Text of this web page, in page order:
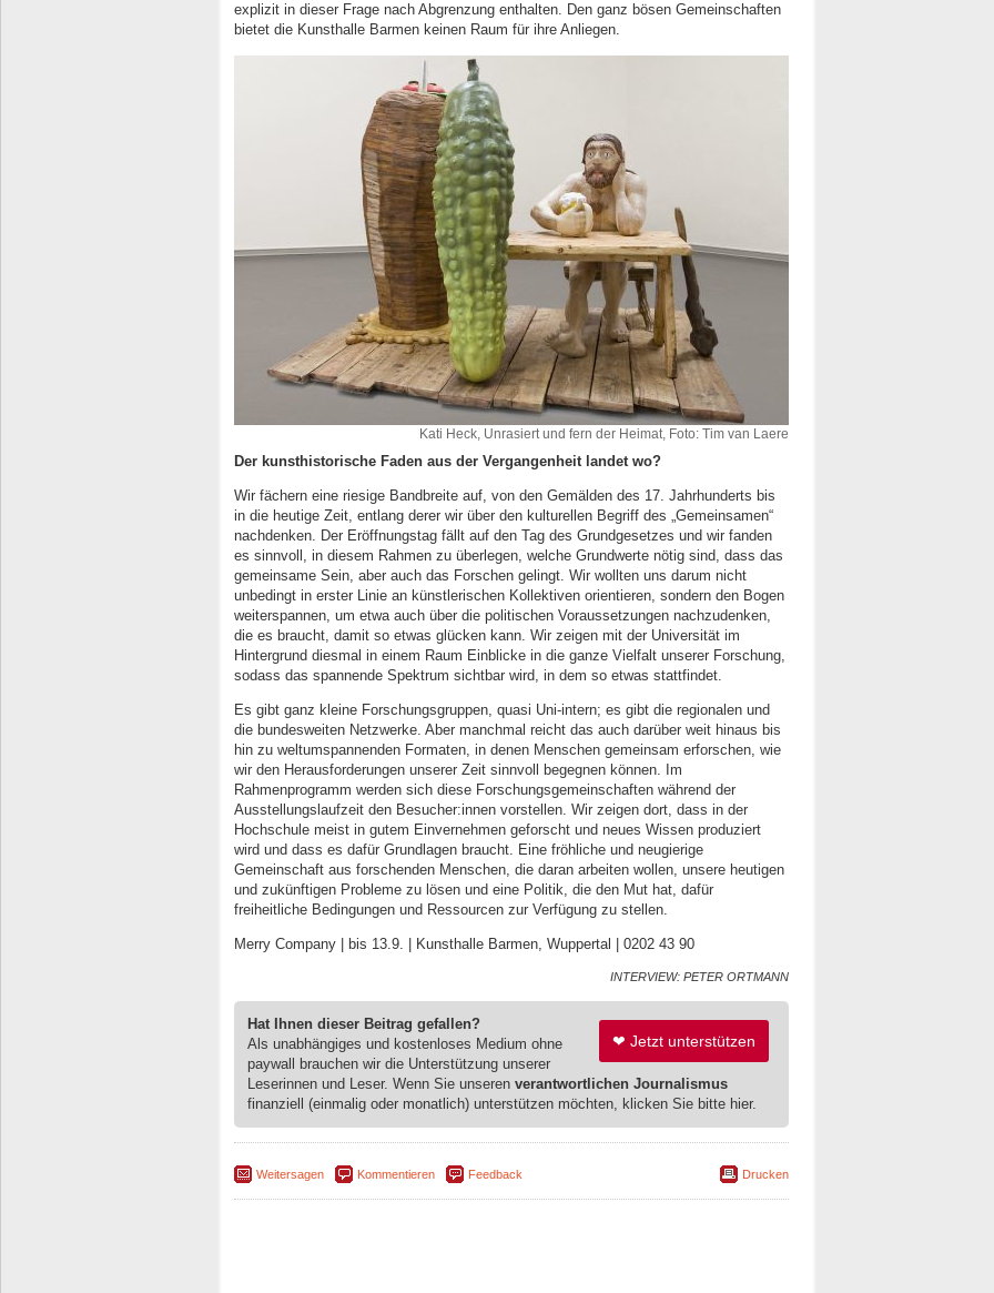
explizit in dieser Frage nach Abgrenzung enthalten. Den ganz bösen Gemeinschaften
bietet die Kunsthalle Barmen keinen Raum für ihre Anliegen.
Kati Heck, Unrasiert und fern der Heimat, Foto: Tim van Laere
Der kunsthistorische Faden aus der Vergangenheit landet wo?
Wir fächern eine riesige Bandbreite auf, von den Gemälden des 17. Jahrhunderts bis
in die heutige Zeit, entlang derer wir über den kulturellen Begriff des „Gemeinsamen“
nachdenken. Der Eröffnungstag fällt auf den Tag des Grundgesetzes und wir fanden
es sinnvoll, in diesem Rahmen zu überlegen, welche Grundwerte nötig sind, dass das
gemeinsame Sein, aber auch das Forschen gelingt. Wir wollten uns darum nicht
unbedingt in erster Linie an künstlerischen Kollektiven orientieren, sondern den Bogen
weiterspannen, um etwa auch über die politischen Voraussetzungen nachzudenken,
die es braucht, damit so etwas glücken kann. Wir zeigen mit der Universität im
Hintergrund diesmal in einem Raum Einblicke in die ganze Vielfalt unserer Forschung,
sodass das spannende Spektrum sichtbar wird, in dem so etwas stattfindet.
Es gibt ganz kleine Forschungsgruppen, quasi Uni-intern; es gibt die regionalen und
die bundesweiten Netzwerke. Aber manchmal reicht das auch darüber weit hinaus bis
hin zu weltumspannenden Formaten, in denen Menschen gemeinsam erforschen, wie
wir den Herausforderungen unserer Zeit sinnvoll begegnen können. Im
Rahmenprogramm werden sich diese Forschungsgemeinschaften während der
Ausstellungslaufzeit den Besucher:innen vorstellen. Wir zeigen dort, dass in der
Hochschule meist in gutem Einvernehmen geforscht und neues Wissen produziert
wird und dass es dafür Grundlagen braucht. Eine fröhliche und neugierige
Gemeinschaft aus forschenden Menschen, die daran arbeiten wollen, unsere heutigen
und zukünftigen Probleme zu lösen und eine Politik, die den Mut hat, dafür
freiheitliche Bedingungen und Ressourcen zur Verfügung zu stellen.
Merry Company | bis 13.9. | Kunsthalle Barmen, Wuppertal | 0202 43 90
INTERVIEW: PETER ORTMANN
❤ Jetzt unterstützen
Hat Ihnen dieser Beitrag gefallen?
Als unabhängiges und kostenloses Medium ohne
paywall brauchen wir die Unterstützung unserer
Leserinnen und Leser. Wenn Sie unseren verantwortlichen Journalismus
finanziell (einmalig oder monatlich) unterstützen möchten, klicken Sie bitte hier.
Weitersagen Kommentieren Feedback Drucken